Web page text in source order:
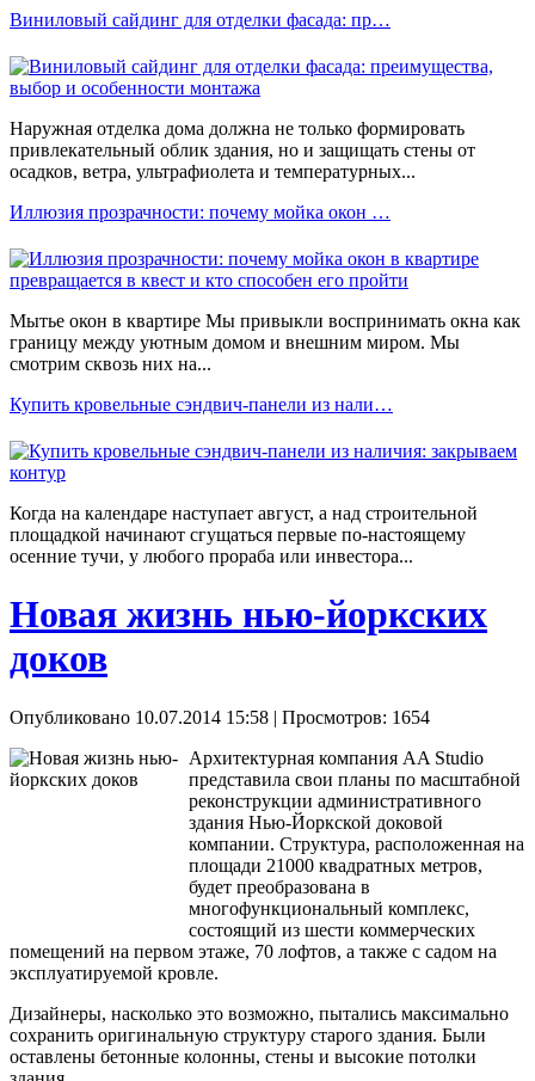
Виниловый сайдинг для отделки фасада: пр…
Наружная отделка дома должна не только формировать
привлекательный облик здания, но и защищать стены от
осадков, ветра, ультрафиолета и температурных...
Иллюзия прозрачности: почему мойка окон …
Мытье окон в квартире Мы привыкли воспринимать окна как
границу между уютным домом и внешним миром. Мы
смотрим сквозь них на...
Купить кровельные сэндвич-панели из нали…
Когда на календаре наступает август, а над строительной
площадкой начинают сгущаться первые по-настоящему
осенние тучи, у любого прораба или инвестора...
Новая жизнь нью-йоркских
доков
Опубликовано 10.07.2014 15:58 | Просмотров: 1654
Архитектурная компания AA Studio
представила свои планы по масштабной
реконструкции административного
здания Нью-Йоркской доковой
компании. Структура, расположенная на
площади 21000 квадратных метров,
будет преобразована в
многофункциональный комплекс,
состоящий из шести коммерческих
помещений на первом этаже, 70 лофтов, а также с садом на
эксплуатируемой кровле.
Дизайнеры, насколько это возможно, пытались максимально
сохранить оригинальную структуру старого здания. Были
оставлены бетонные колонны, стены и высокие потолки